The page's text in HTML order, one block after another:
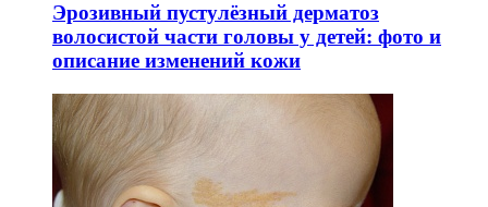
Эрозивный пустулёзный дерматоз
волосистой части головы у детей: фото и
описание изменений кожи